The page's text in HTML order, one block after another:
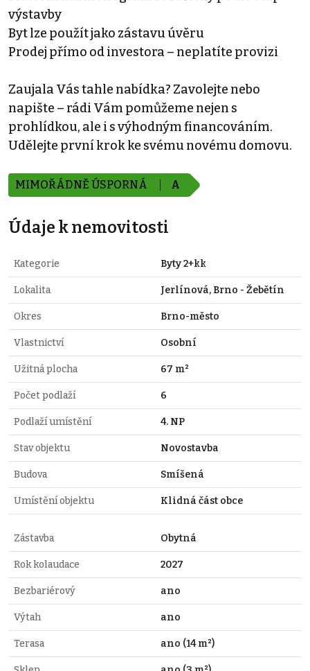
výstavby
Byt lze použít jako zástavu úvěru
Prodej přímo od investora – neplatíte provizi
Zaujala Vás tahle nabídka? Zavolejte nebo
napište – rádi Vám pomůžeme nejen s
prohlídkou, ale i s výhodným financováním.
Udělejte první krok ke svému novému domovu.
MIMOŘÁDNĚ ÚSPORNÁ A
Údaje k nemovitosti
Kategorie Byty 2+kk
Lokalita Jerlínová, Brno - Žebětín
Okres Brno-město
Vlastnictví Osobní
Užitná plocha 67 m²
Počet podlaží 6
Podlaží umístění 4. NP
Stav objektu Novostavba
Budova Smíšená
Umístění objektu Klidná část obce
Zástavba Obytná
Rok kolaudace 2027
Bezbariérový ano
Výtah ano
Terasa ano (14 m²)